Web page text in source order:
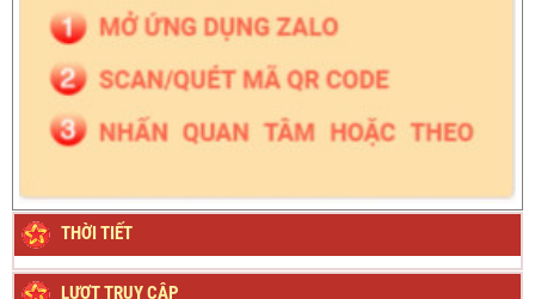
THỜI TIẾT
LƯỢT TRUY CẬP